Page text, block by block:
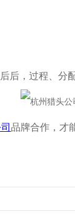
后，过程、分
品牌合作，才